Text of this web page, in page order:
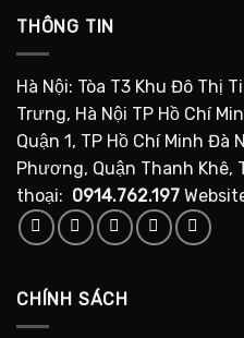
THÔNG TIN
Hà Nội: Tòa T3 Khu Đô Thị
Trưng, Hà Nội TP Hồ Chí
Quận 1, TP Hồ Chí Minh
Phương, Quận Thanh Khê,
thoại: 0914.762.197
CHÍNH SÁCH